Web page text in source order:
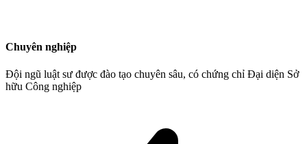
Chuyên nghiệp
Đội ngũ luật sư được đào tạo chuyên sâu, có chứng chỉ Đại diện Sở
hữu Công nghiệp